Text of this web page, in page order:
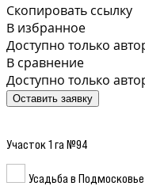
Скопировать ссылку
В избранное
Доступно только
В сравнение
Доступно только
Оставить заявку
Участок 1 га №94
Усадьба в